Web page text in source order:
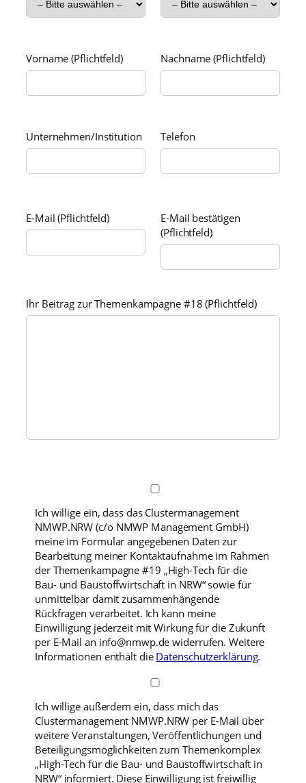
Vorname (Pflichtfeld) Nachname (Pflichtfeld)
Unternehmen/Institution Telefon
E-Mail (Pflichtfeld)
E-Mail bestätigen
(Pflichtfeld)
Ihr Beitrag zur Themenkampagne #18 (Pflichtfeld)
Ich willige ein, dass das Clustermanagement
NMWP.NRW (c/o NMWP Management GmbH)
meine im Formular angegebenen Daten zur
Bearbeitung meiner Kontaktaufnahme im Rahmen
der Themenkampagne #19 „High-Tech für die
Bau- und Baustoffwirtschaft in NRW“ sowie für
unmittelbar damit zusammenhängende
Rückfragen verarbeitet. Ich kann meine
Einwilligung jederzeit mit Wirkung für die Zukunft
per E-Mail an info@nmwp.de widerrufen. Weitere
Informationen enthält die Datenschutzerklärung.
Ich willige außerdem ein, dass mich das
Clustermanagement NMWP.NRW per E-Mail über
weitere Veranstaltungen, Veröffentlichungen und
Beteiligungsmöglichkeiten zum Themenkomplex
„High-Tech für die Bau- und Baustoffwirtschaft in
NRW“ informiert. Diese Einwilligung ist freiwillig